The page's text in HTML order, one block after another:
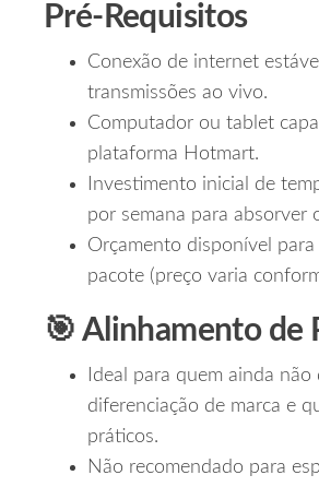
Pré‑Requisitos
Conexão de internet
transmissões ao vivo.
Computador ou tablet
plataforma Hotmart.
Investimento inicial de
por semana para absorver
Orçamento disponível
pacote (preço varia
🎯 Alinhamento de
Ideal para quem ainda não
diferenciação de marca e
práticos.
Não recomendado para